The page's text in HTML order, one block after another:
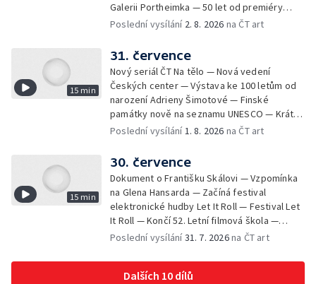
Galerii Portheimka — 50 let od premiéry
filmu Na samotě u lesa — Krátké zprávy z
Mercury
Poslední vysílání 2. 8. 2026 na ČT art
15 min
31. července
Nový seriál ČT Na tělo — Nová vedení
Českých center — Výstava ke 100 letům od
narození Adrieny Šimotové — Finské
památky nově na seznamu UNESCO — Krátké
zprávy z kultury — Začíná Jiráskův Hronov —
Poslední vysílání1. 8. 2026 na ČT art
15 min
30. července
Dokument o Františku Skálovi — Vzpomínka
na Glena Hansarda — Začíná festival
elektronické hudby Let It Roll — Festival Let
It Roll — Končí 52. Letní filmová škola —
Krátké zprávy z kultury — Rekonstrukce
Poslední vysílání31. 7. 2026na ČT art
Dalších 10 dílů